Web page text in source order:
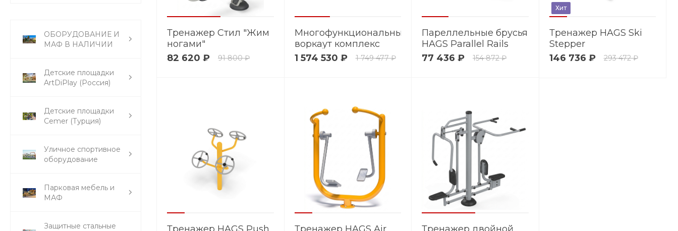
ОБОРУДОВАНИЕ И
МАФ В НАЛИЧИИ
Детские площадки
ArtDiPlay (Россия)
Детские площадки
Cemer (Турция)
Уличное спортивное
оборудование
Парковая мебель и
МАФ
Защитные стальные
Тренажер Стил "Жим
ногами"
82 620 ₽
91 800 ₽
Многофункциональный
воркаут комплекс
Сириус
1 574 530 ₽ 1 749 477 ₽
Пареллельные брусья
HAGS Parallel Rails
77 436 ₽
154 872 ₽
Хит
Тренажер HAGS Ski
Stepper
146 736 ₽
293 472 ₽